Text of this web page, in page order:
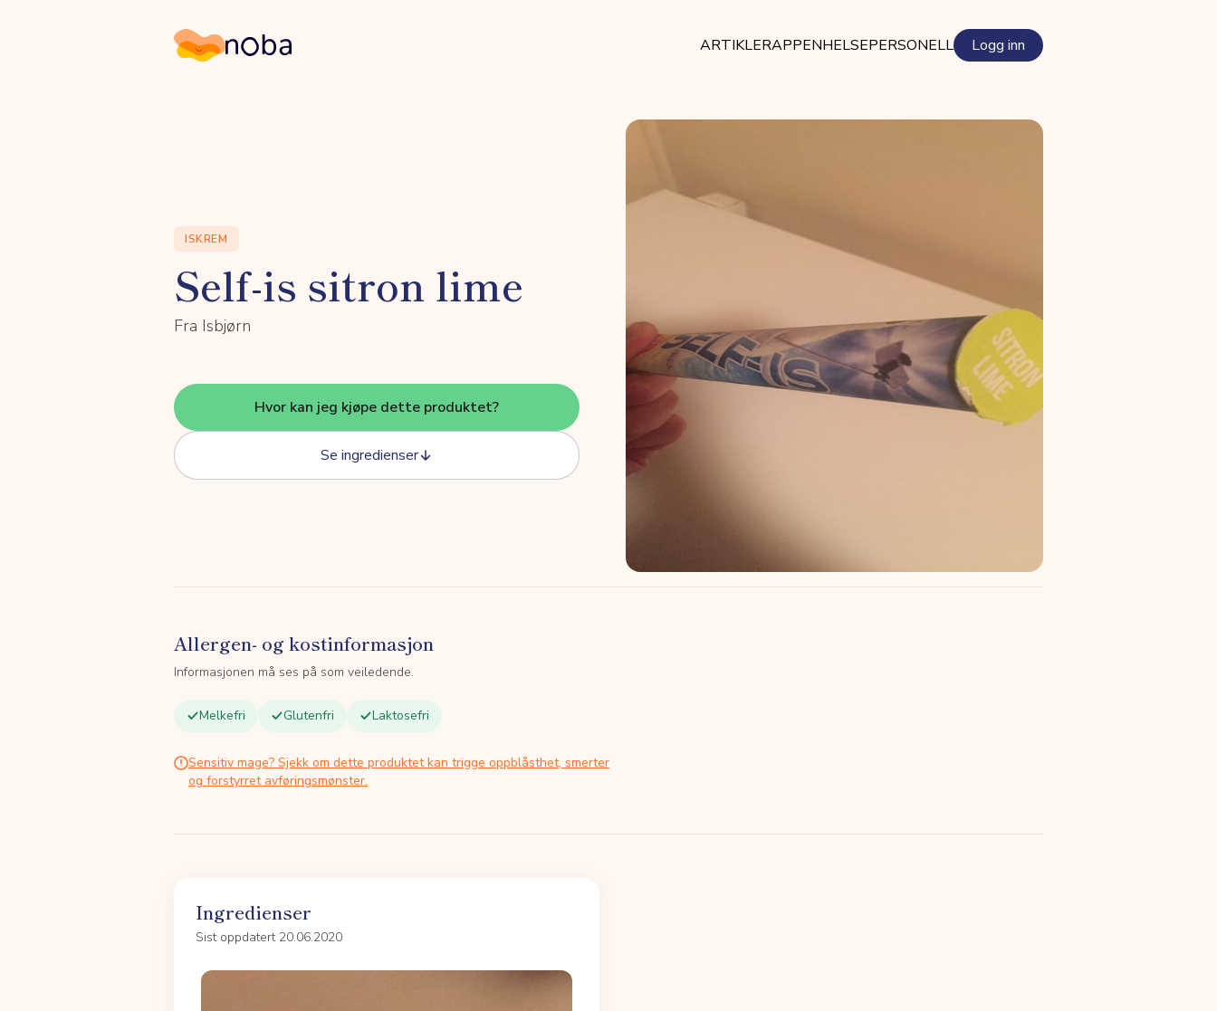
Noba ARTIKLERAPPENHELSEPERSONELL Logg inn
ISKREM
Self-is sitron lime
Fra Isbjørn
Hvor kan jeg kjøpe dette produktet?
Se ingredienser
Allergen- og kostinformasjon
Informasjonen må ses på som veiledende.
Melkefri Glutenfri Laktosefri
Sensitiv mage? Sjekk om dette produktet kan trigge oppblåsthet, smerter
og forstyrret avføringsmønster.
Ingredienser
Sist oppdatert 20.06.2020